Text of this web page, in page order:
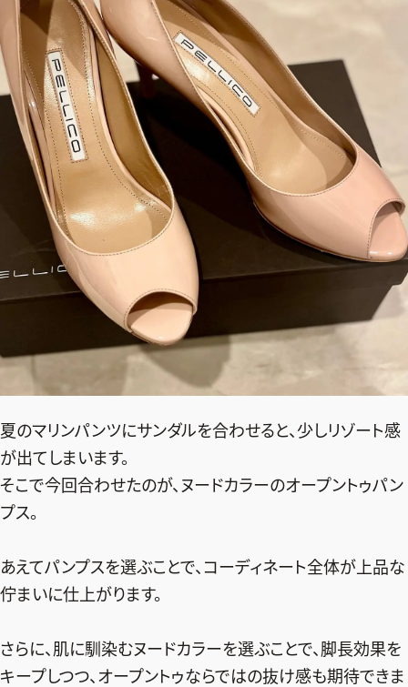
夏のマリンパンツにサンダルを合わせると、少しリゾート感
が出てしまいます。
そこで今回合わせたのが、ヌードカラーのオープントゥパン
プス。
あえてパンプスを選ぶことで、コーディネート全体が上品な
佇まいに仕上がります。
さらに、肌に馴染むヌードカラーを選ぶことで、脚長効果を
キープしつつ、オープントゥならではの抜け感も期待できま